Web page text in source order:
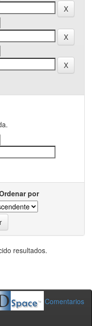
por
resultados.
Comentarios